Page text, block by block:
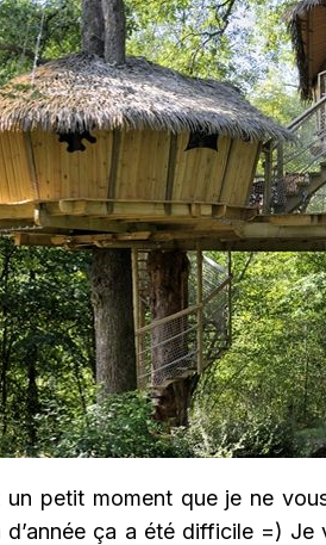
un petit moment que je ne
ça a été difficile =) Je